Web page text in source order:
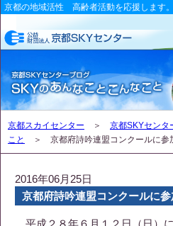
京都の地域活性 高齢者活動を応援します。
京都スカイセンター ＞ 京都SKYセン
こと
＞ 京都府詩吟連盟コンクールに参
2016年06月25日
京都府詩吟連盟コンクールに参